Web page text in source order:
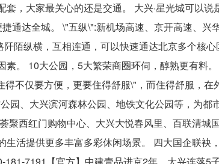
，大家最关心的还是交通。 大兴·星光城可以说
通达全城。 \"五纵\":新机场高速、京开高速、兴
陌纵横，互相连通，可以快速通达北京多个核
。 10大公园，5大繁荣商圈环伺，醇熟更有料
不仅要方便，更要住得舒服\"，而住得舒服，在
园、大兴滨河森林公园、地铁文化公园等，为都
聚西红门购物中心、大兴大悦春风里、百联清城
活提供更多丰富多彩休闲场景。 四大国企联袂